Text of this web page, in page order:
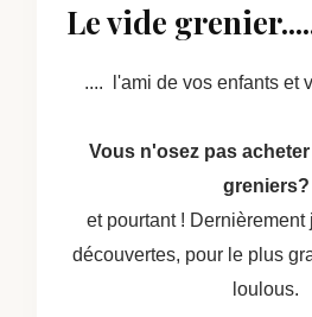
Le vide
.... l'ami de vos enfants et
Vous n'osez pas
greniers?
et pourtant !
découvertes, pour le plus
loulous.